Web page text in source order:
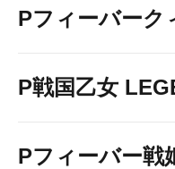
Pフィーバーク
P戦国乙女
Pフィーバー戦